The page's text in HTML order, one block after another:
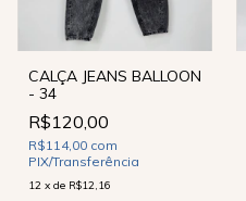
CALÇA JEANS BALLOON
- 34
R$120,00
R$114,00 com
PIX/Transferência
12 x de R$12,16